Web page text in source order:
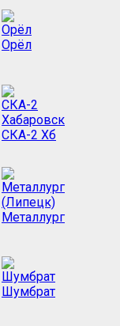
Орёл
СКА-2 Хб
Металлург
Шумбрат